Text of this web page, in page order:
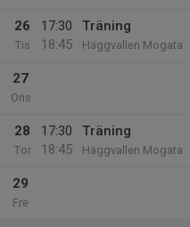
26
Tis
17:30
18:45
Träning
Häggvallen Mogata
27
Ons
28
Tor
17:30
18:45
Träning
Häggvallen Mogata
29
Fre